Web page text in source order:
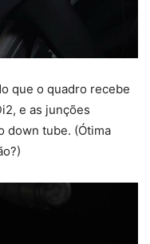
que o quadro recebe
e as junções
down tube. (Ótima